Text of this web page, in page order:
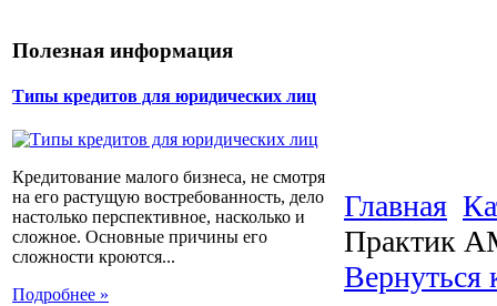
Полезная информация
Типы кредитов для юридических лиц
Кредитование малого бизнеса, не смотря
на его растущую востребованность, дело
настолько перспективное, насколько и
сложное. Основные причины его
сложности кроются...
Подробнее »
Главная
Практик